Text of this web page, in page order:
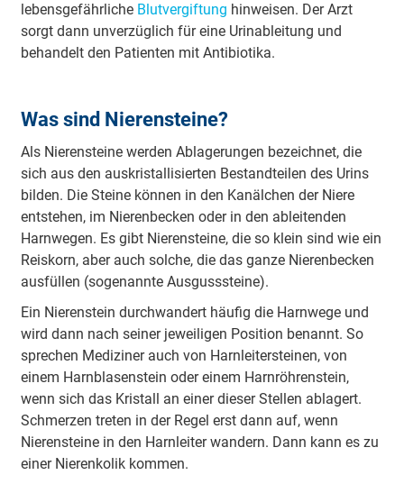
lebensgefährliche Blutvergiftung hinweisen. Der Arzt
sorgt dann unverzüglich für eine Urinableitung und
behandelt den Patienten mit Antibiotika.
Was sind Nierensteine?
Als Nierensteine werden Ablagerungen bezeichnet, die
sich aus den auskristallisierten Bestandteilen des Urins
bilden. Die Steine können in den Kanälchen der Niere
entstehen, im Nierenbecken oder in den ableitenden
Harnwegen. Es gibt Nierensteine, die so klein sind wie ein
Reiskorn, aber auch solche, die das ganze Nierenbecken
ausfüllen (sogenannte Ausgusssteine).
Ein Nierenstein durchwandert häufig die Harnwege und
wird dann nach seiner jeweiligen Position benannt. So
sprechen Mediziner auch von Harnleitersteinen, von
einem Harnblasenstein oder einem Harnröhrenstein,
wenn sich das Kristall an einer dieser Stellen ablagert.
Schmerzen treten in der Regel erst dann auf, wenn
Nierensteine in den Harnleiter wandern. Dann kann es zu
einer Nierenkolik kommen.